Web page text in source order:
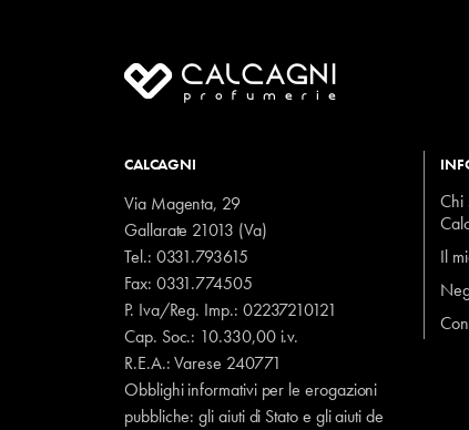
CALCAGNI
Via Magenta, 29
Gallarate 21013 (Va)
Tel.: 0331.793615
Fax: 0331.774505
P. Iva/Reg. Imp.: 02237210121
Cap. Soc.: 10.330,00 i.v.
R.E.A.: Varese 240771
Obblighi informativi per le erogazioni
pubbliche: gli aiuti di Stato e gli aiuti de
Chi
Il